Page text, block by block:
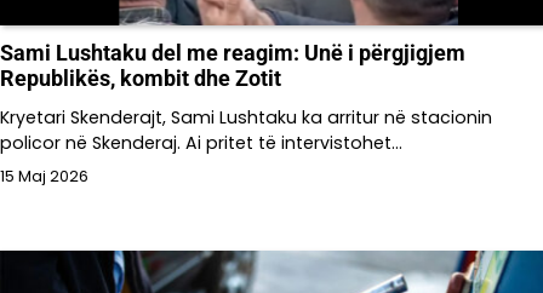
Sami Lushtaku del me reagim: Unë i përgjigjem
Republikës, kombit dhe Zotit
Kryetari Skenderajt, Sami Lushtaku ka arritur në stacionin
policor në Skenderaj. Ai pritet të intervistohet…
15 Maj 2026